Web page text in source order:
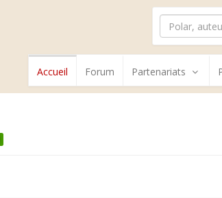
Accueil Forum Partenariats